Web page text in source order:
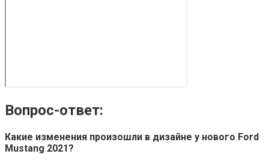
Вопрос-ответ:
Какие изменения произошли в дизайне у нового Ford
Mustang 2021?